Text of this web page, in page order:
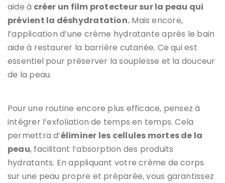
aide à créer un film protecteur sur la peau qui
prévient la déshydratation. Mais encore,
l’application d’une crème hydratante après le bain
aide à restaurer la barrière cutanée. Ce qui est
essentiel pour préserver la souplesse et la douceur
de la peau.
Pour une routine encore plus efficace, pensez à
intégrer l’exfoliation de temps en temps. Cela
permettra d’éliminer les cellules mortes de la
peau, facilitant l’absorption des produits
hydratants. En appliquant votre crème de corps
sur une peau propre et préparée, vous garantissez